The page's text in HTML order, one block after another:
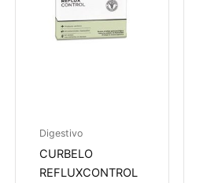
Digestivo
CURBELO
REFLUXCONTROL